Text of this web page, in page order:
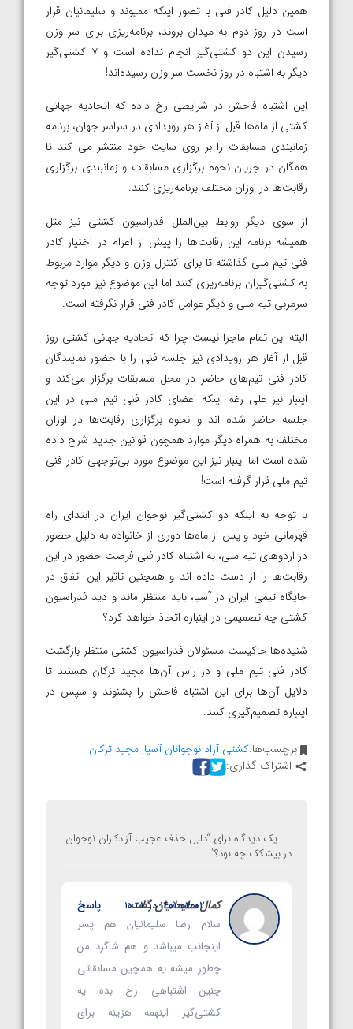
همین دلیل کادر فنی با تصور اینکه ممیوند و سلیمانیان قرار
است در روز دوم به میدان بروند، برنامه‌ریزی برای سر وزن
رسیدن این دو کشتی‌گیر انجام نداده است و ۷ کشتی‌گیر
دیگر به اشتباه در روز نخست سر وزن رسیده‌اند!
این اشتباه فاحش در شرایطی رخ داده که اتحادیه جهانی
کشتی از ماه‌ها قبل از آغاز هر رویدادی در سراسر جهان، برنامه
زمانبندی مسابقات را بر روی سایت خود منتشر می کند تا
همگان در جریان نحوه برگزاری مسابقات و زمانبندی برگزاری
رقابت‌ها در اوزان مختلف برنامه‌ریزی کنند.
از سوی دیگر روابط بین‌الملل فدراسیون کشتی نیز مثل
همیشه برنامه این رقابت‌ها را پیش از اعزام در اختیار کادر
فنی تیم ملی گذاشته تا برای کنترل وزن و دیگر موارد مربوط
به کشتی‌گیران برنامه‌ریزی کنند اما این موضوع نیز مورد توجه
سرمربی تیم ملی و دیگر عوامل کادر فنی قرار نگرفته است.
البته این تمام ماجرا نیست چرا که اتحادیه جهانی کشتی روز
قبل از آغاز هر رویدادی نیز جلسه فنی را با حضور نمایندگان
کادر فنی تیم‌های حاضر در محل مسابقات برگزار می‌کند و
اینبار نیز علی رغم اینکه اعضای کادر فنی تیم ملی در این
جلسه حاضر شده اند و نحوه برگزاری رقابت‌ها در اوزان
مختلف به همراه دیگر موارد همچون قوانین جدید شرح داده
شده است اما اینبار نیز این موضوع مورد بی‌توجهی کادر فنی
تیم ملی قرار گرفته است!
با توجه به اینکه دو کشتی‌گیر نوجوان ایران در ابتدای راه
قهرمانی خود و پس از ماه‌ها دوری از خانواده به دلیل حضور
در اردوهای تیم ملی، به اشتباه کادر فنی فرصت حضور در این
رقابت‌ها را از دست داده اند و همچنین تاثیر این اتفاق در
جایگاه تیمی ایران در آسیا، باید منتظر ماند و دید فدراسیون
کشتی چه تصمیمی در اینباره اتخاذ خواهد کرد؟
شنیده‌ها حاکیست مسئولان فدراسیون کشتی منتظر بازگشت
کادر فنی تیم ملی و در راس آن‌ها مجید ترکان هستند تا
دلایل آن‌ها برای این اشتباه فاحش را بشنوند و سپس در
اینباره تصمیم‌گیری کنند.
برچسب‌ها:کشتی آزاد نوجوانان آسیا,مجید ترکان
اشتراک گذاری:
یک دیدگاه برای “دلیل حذف عجیب آزادکاران نوجوان
در بیشکک چه‌ بود؟”
کمال سلیمانیانگفت: ۱۴۰۱-۰۴-۰۲ در ۱۰:۲۲
سلام رضا سلیمانیان هم پسر
اینجانب میباشد و هم شاگرد من
چطور میشه یه همچین مسابقاتی
چنین اشتباهی رخ بده یه
کشتی‌گیر اینهمه هزینه برای
پاسخ